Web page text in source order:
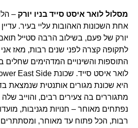
מסלול לואר איסט סייד בניו יורק –
אחת השכונות האהובות עליי בעיר.
יורק של פעם, בשילוב הרבה סטייל
לתקופה קצרה לפני שנים רבות, מאז
התוספות והשינויים המדהימים שחלים
היא שכונת מגורים אותנטית שנמצאת
מתגוררים בה צעירים רבים, והוייב
נפתחים מאוחר – חנויות מגניבות,
רבות, הכל פתוח עד מאוחר, ומסתתרים